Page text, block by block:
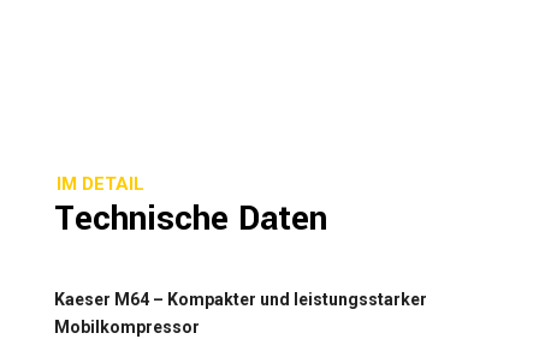
IM DETAIL
Technische Daten
Kaeser M64 – Kompakter und leistungsstarker
Mobilkompressor